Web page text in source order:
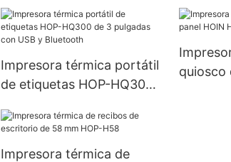
oferta. Impresora térmica
de escritorio de 80 mm
para teléfonos móviles.
Impresora térmica portátil
de etiquetas HOP-HQ300
Bluetooth
quiosco
Impresora térmica de